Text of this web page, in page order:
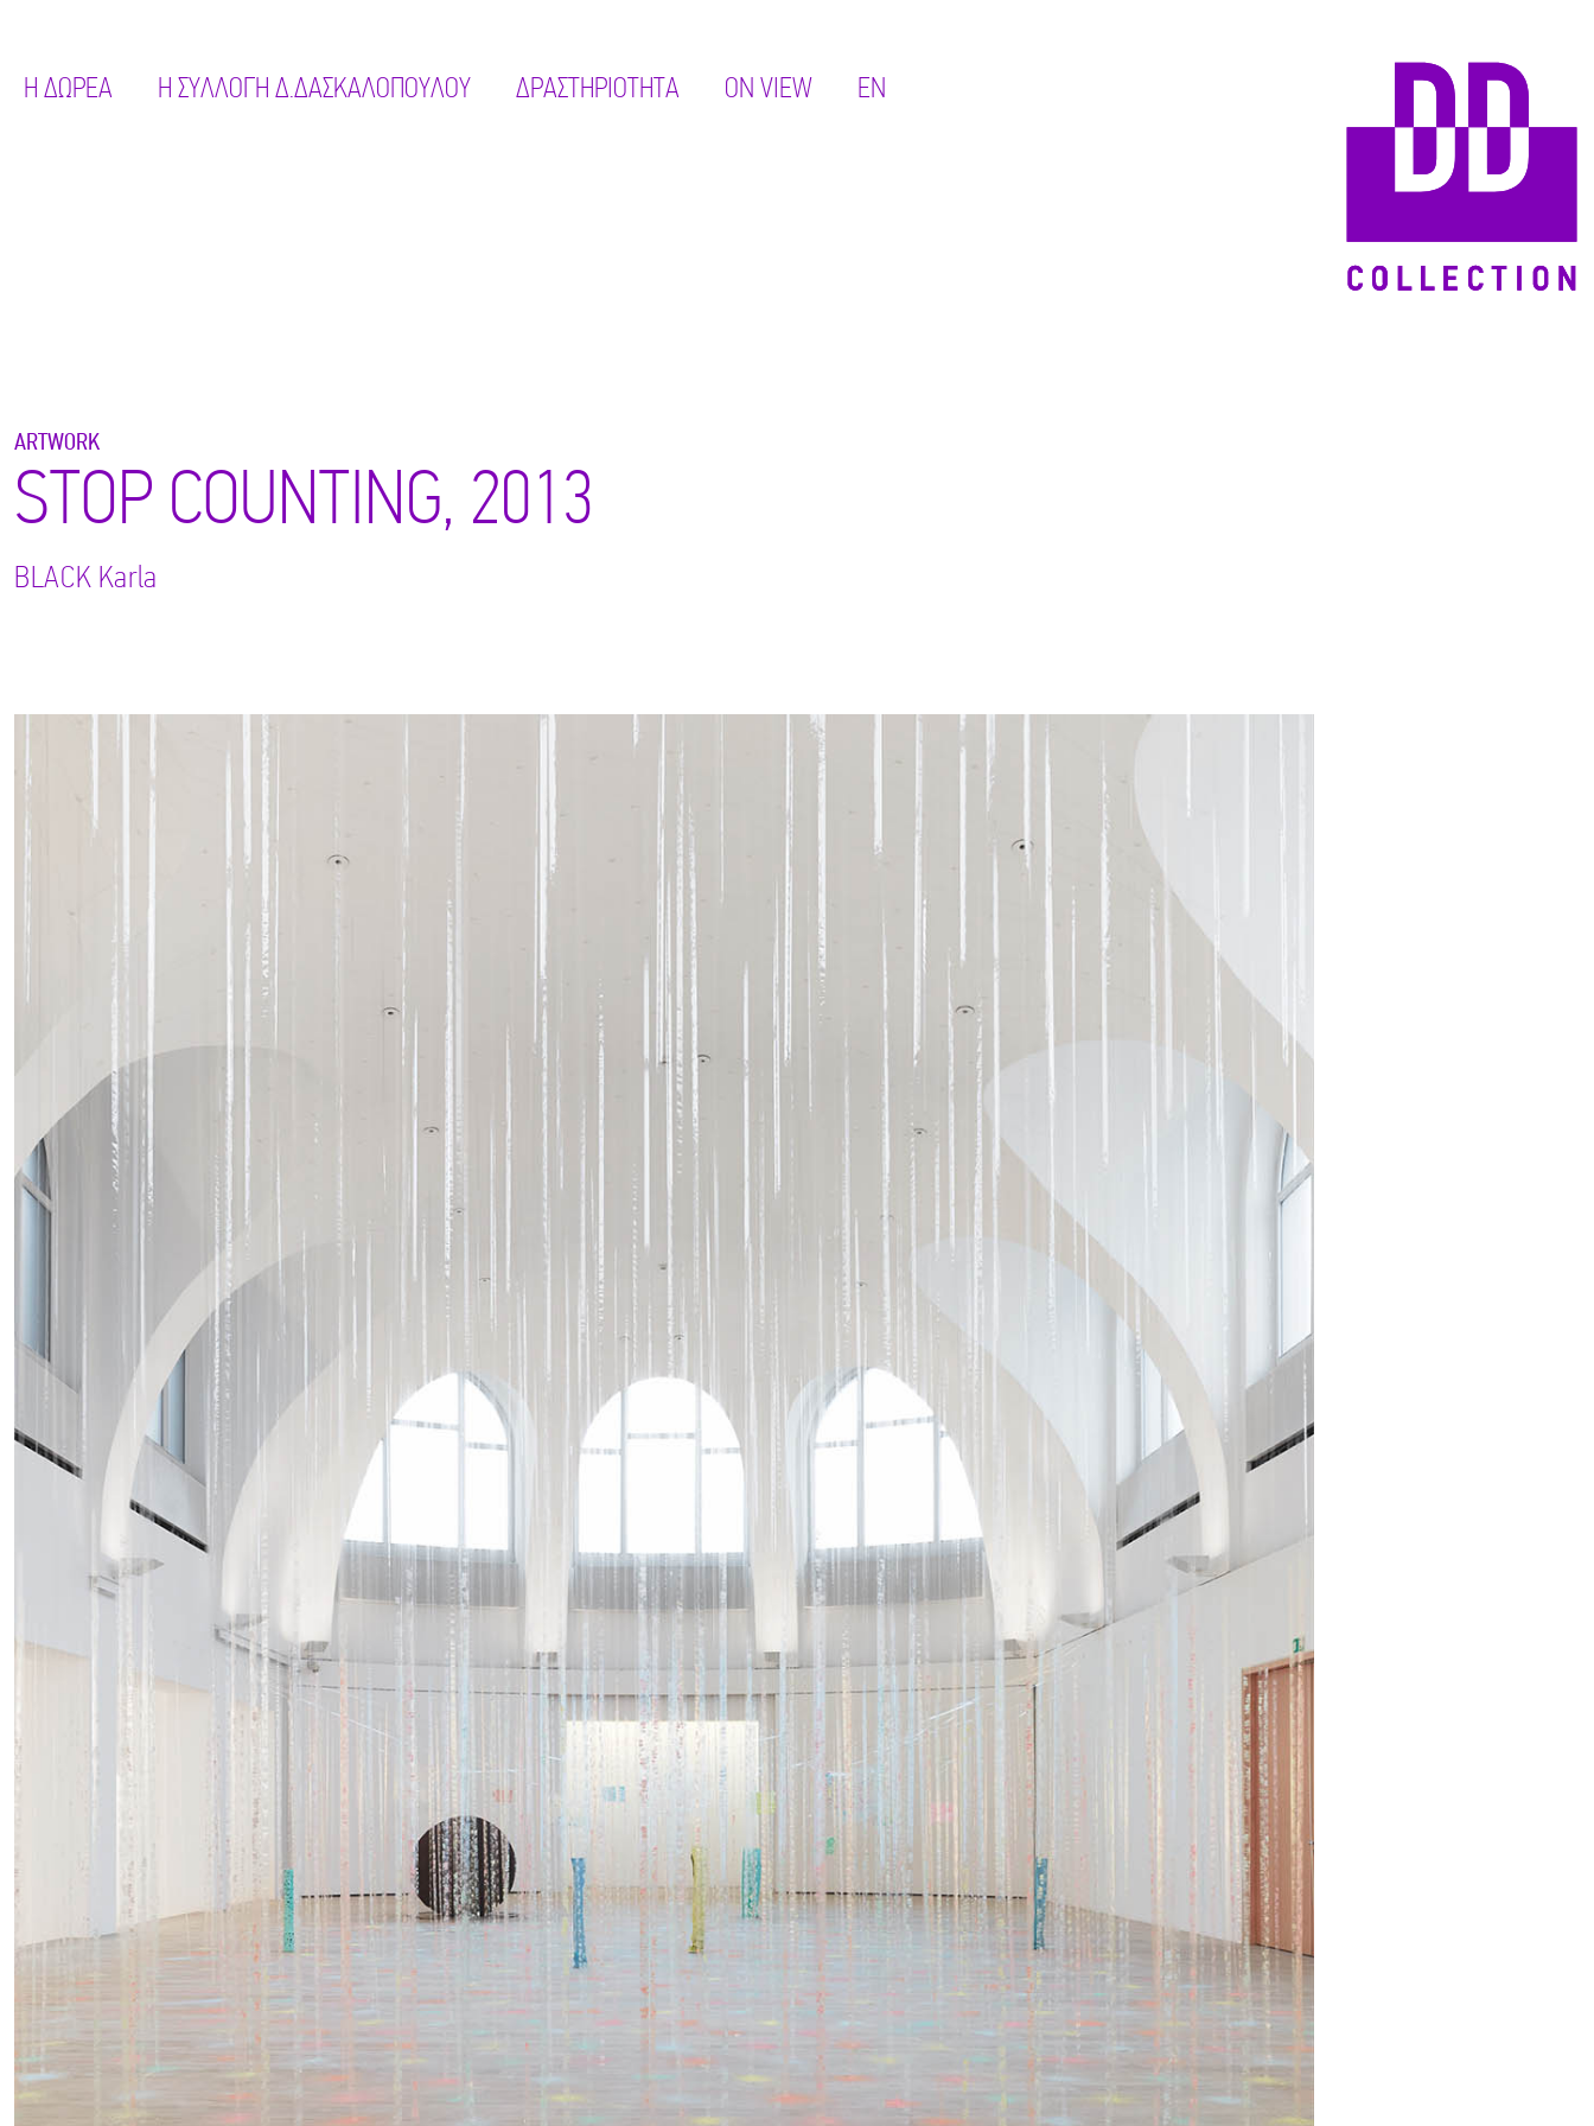
Η ΔΩΡΕΑ Η ΣΥΛΛΟΓΗ Δ.ΔΑΣΚΑΛΟΠΟΥΛΟΥ ΔΡΑΣΤΗΡΙΌΤΗΤΑ ON VIEW EN
ARTWORK
STOP COUNTING, 2013
BLACK Karla